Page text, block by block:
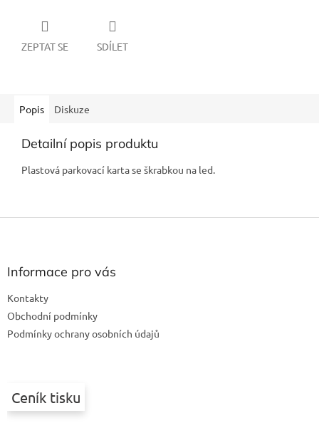
ZEPTAT SE SDÍLET
Popis Diskuze
Detailní popis produktu
Plastová parkovací karta se škrabkou na led.
Informace pro vás
Kontakty
Obchodní podmínky
Podmínky ochrany osobních údajů
Ceník tisku